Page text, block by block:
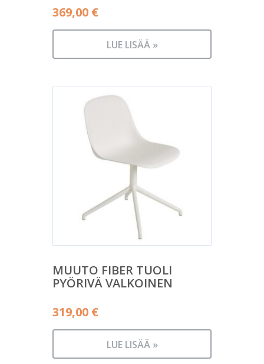
369,00 €
LUE LISÄÄ »
MUUTO FIBER TUOLI
PYÖRIVÄ VALKOINEN
319,00 €
LUE LISÄÄ »